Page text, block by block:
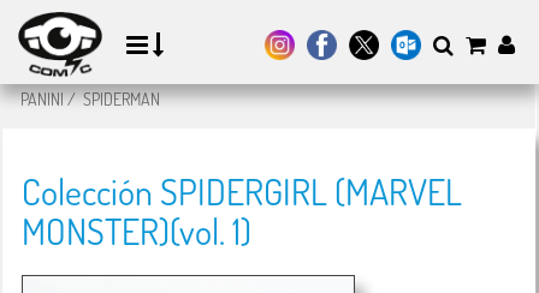
PANINI/SPIDERMAN
Colección SPIDERGIRL (MARVEL
MONSTER)(vol. 1)